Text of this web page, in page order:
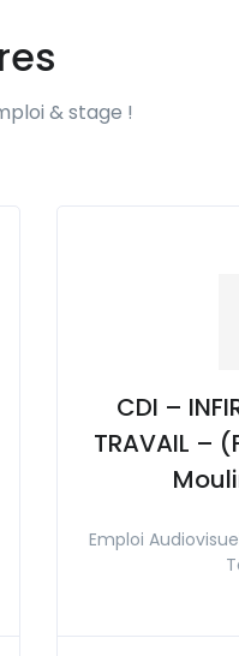
& stage !
CDI –
TRAVAIL –
Emploi